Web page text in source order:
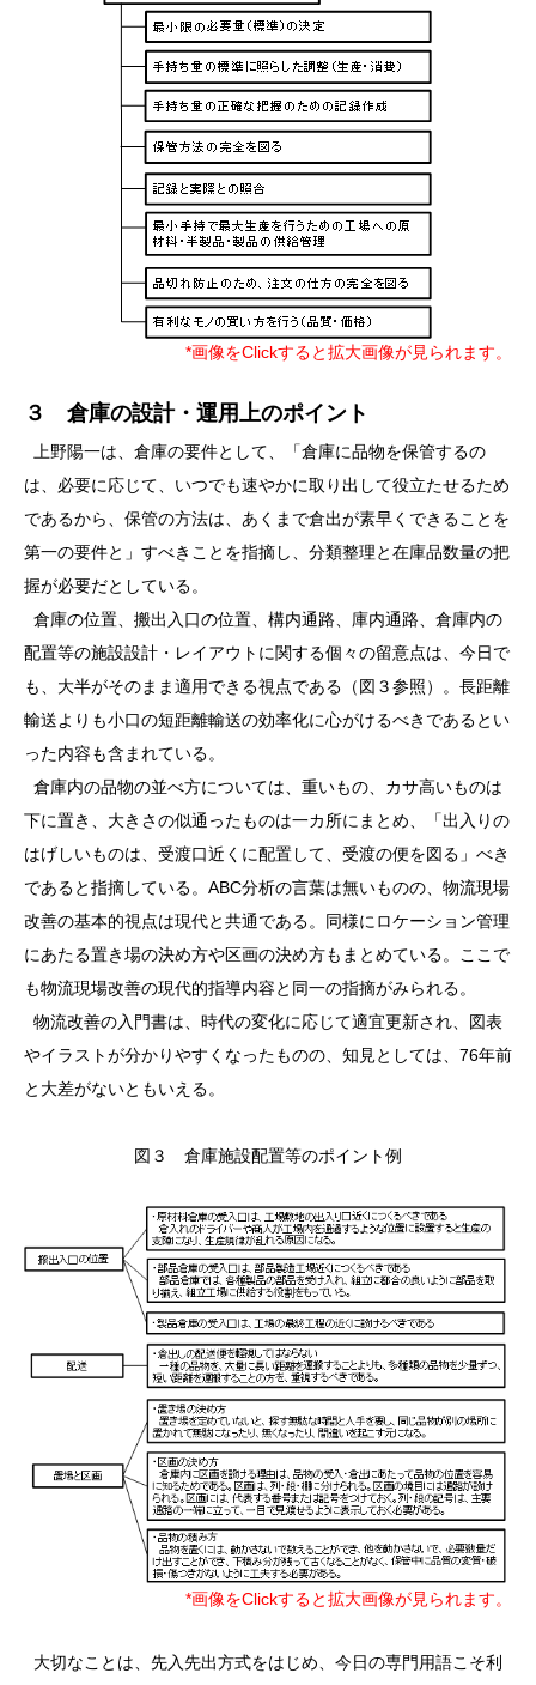
*画像をClickすると拡大画像が見られます。
３ 倉庫の設計・運用上のポイント
上野陽一は、倉庫の要件として、「倉庫に品物を保管するの
は、必要に応じて、いつでも速やかに取り出して役立たせるため
であるから、保管の方法は、あくまで倉出が素早くできることを
第一の要件と」すべきことを指摘し、分類整理と在庫品数量の把
握が必要だとしている。
倉庫の位置、搬出入口の位置、構内通路、庫内通路、倉庫内の
配置等の施設設計・レイアウトに関する個々の留意点は、今日で
も、大半がそのまま適用できる視点である（図３参照）。長距離
輸送よりも小口の短距離輸送の効率化に心がけるべきであるとい
った内容も含まれている。
倉庫内の品物の並べ方については、重いもの、カサ高いものは
下に置き、大きさの似通ったものは一カ所にまとめ、「出入りの
はげしいものは、受渡口近くに配置して、受渡の便を図る」べき
であると指摘している。ABC分析の言葉は無いものの、物流現場
改善の基本的視点は現代と共通である。同様にロケーション管理
にあたる置き場の決め方や区画の決め方もまとめている。ここで
も物流現場改善の現代的指導内容と同一の指摘がみられる。
物流改善の入門書は、時代の変化に応じて適宜更新され、図表
やイラストが分かりやすくなったものの、知見としては、76年前
と大差がないともいえる。
図３ 倉庫施設配置等のポイント例
*画像をClickすると拡大画像が見られます。
大切なことは、先入先出方式をはじめ、今日の専門用語こそ利